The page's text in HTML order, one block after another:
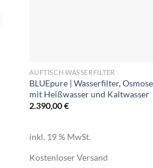
AUFTISCH WASSERFILTER
BLUEpure | Wasserfilter,
mit Heißwasser und Kaltwasser
2.390,00€
inkl. 19 % MwSt.
Kostenloser Versand